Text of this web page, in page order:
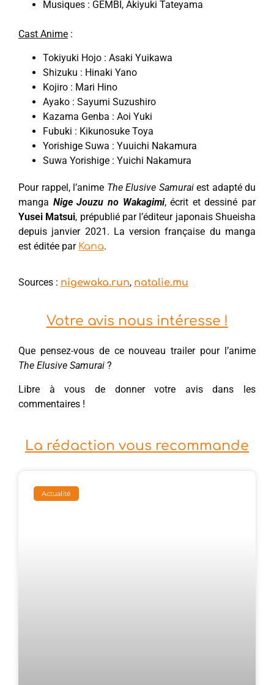
Musiques : GEMBI, Akiyuki Tateyama
Cast Anime :
Tokiyuki Hojo : Asaki Yuikawa
Shizuku : Hinaki Yano
Kojiro : Mari Hino
Ayako : Sayumi Suzushiro
Kazama Genba : Aoi Yuki
Fubuki : Kikunosuke Toya
Yorishige Suwa : Yuuichi Nakamura
Suwa Yorishige : Yuichi Nakamura
Pour rappel, l’anime The Elusive Samuraiest adapté du
manga Nige Jouzu no Wakagimi, écrit et dessiné par
Yusei Matsui, prépublié par l’éditeur japonais Shueisha
depuis janvier 2021. La version française du manga
est éditée par Kana.
Sources : nigewaka.run, natalie.mu
Votre avis nous intéresse !
Que pensez-vous de ce nouveau trailer pour l’anime
The Elusive Samurai ?
Libre à vous de donner votre avis dans les
commentaires !
La rédaction vous recommande
Actualité